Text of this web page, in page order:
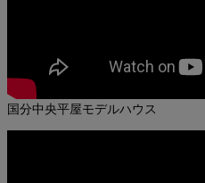
国分中央平屋モデルハウス